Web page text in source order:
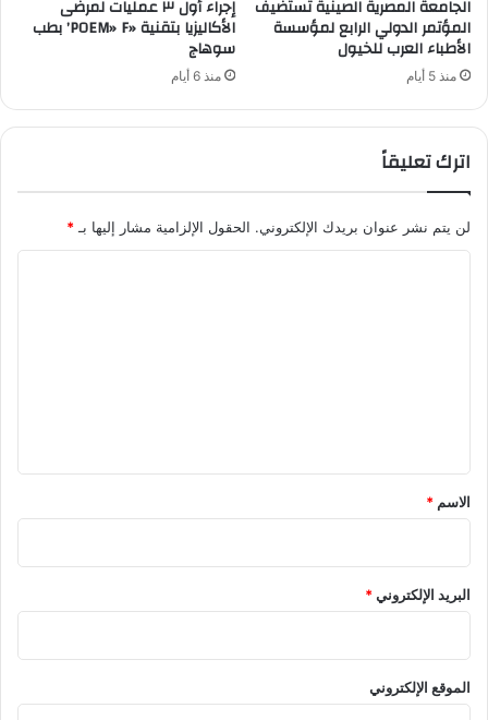
الجامعة المصرية الصينية تستضيف
المؤتمر الدولي الرابع لمؤسسة
الأطباء العرب للخيول
منذ 5 أيام
إجراء أول ٣ عمليات لمرضى
الأكاليزيا بتقنية «POEM» F’ بطب
سوهاج
منذ 6 أيام
اترك تعليقاً
لن يتم نشر عنوان بريدك الإلكتروني. الحقول الإلزامية مشار إليها بـ *
*
الاسم *
البريد الإلكتروني*
الموقع الإلكتروني